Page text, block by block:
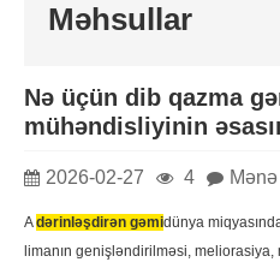
Məhsullar
Nə üçün dib qazma
mühəndisliyinin
2026-02-27 4
Adərinləşdirən gəmidünya
limanın genişləndirilməsi, meliorasiya,